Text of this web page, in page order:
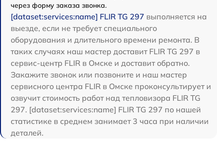
через форму заказа звонка.
[dataset:services:name] FLIR TG 297 выполняется на
выезде, если не требует специального
оборудования и длительного времени ремонта. В
таких случаях наш мастер доставит FLIR TG 297 в
сервис-центр FLIR в Омске и доставит обратно.
Закажите звонок или позвоните и наш мастер
сервисного центра FLIR в Омске проконсультирует и
озвучит стоимость работ над тепловизора FLIR TG
297. [dataset:services:name] FLIR TG 297 по нашей
статистике в среднем занимает 3 часа при наличии
деталей.